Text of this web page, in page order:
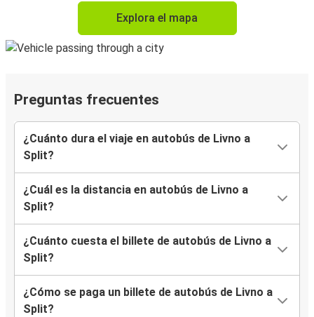
Explora el mapa
Preguntas frecuentes
¿Cuánto dura el viaje en autobús de Livno a
Split?
¿Cuál es la distancia en autobús de Livno a
Split?
¿Cuánto cuesta el billete de autobús de Livno a
Split?
¿Cómo se paga un billete de autobús de Livno a
Split?